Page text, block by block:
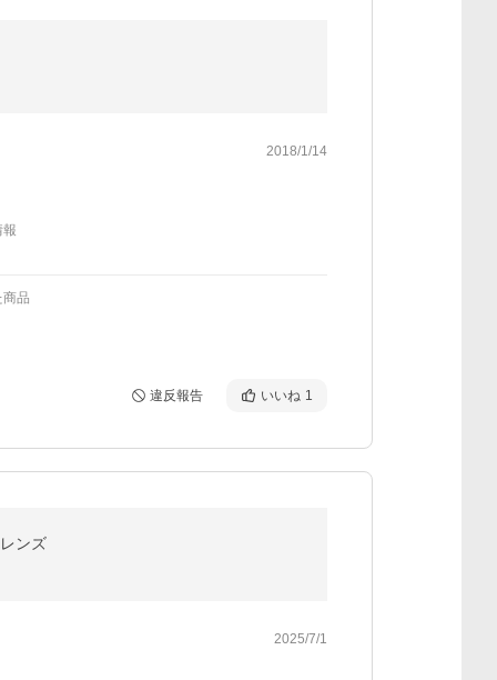
2018/1/14
報
品
違反報告 いいね 1
ンズ
2025/7/1